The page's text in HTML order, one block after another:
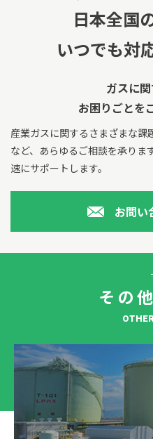
日本全国
いつでも対
ガスに関
お困りごとを
産業ガスに関するさまざまな課
など、あらゆるご相談を承ります
速にサポートします。
お問い
その